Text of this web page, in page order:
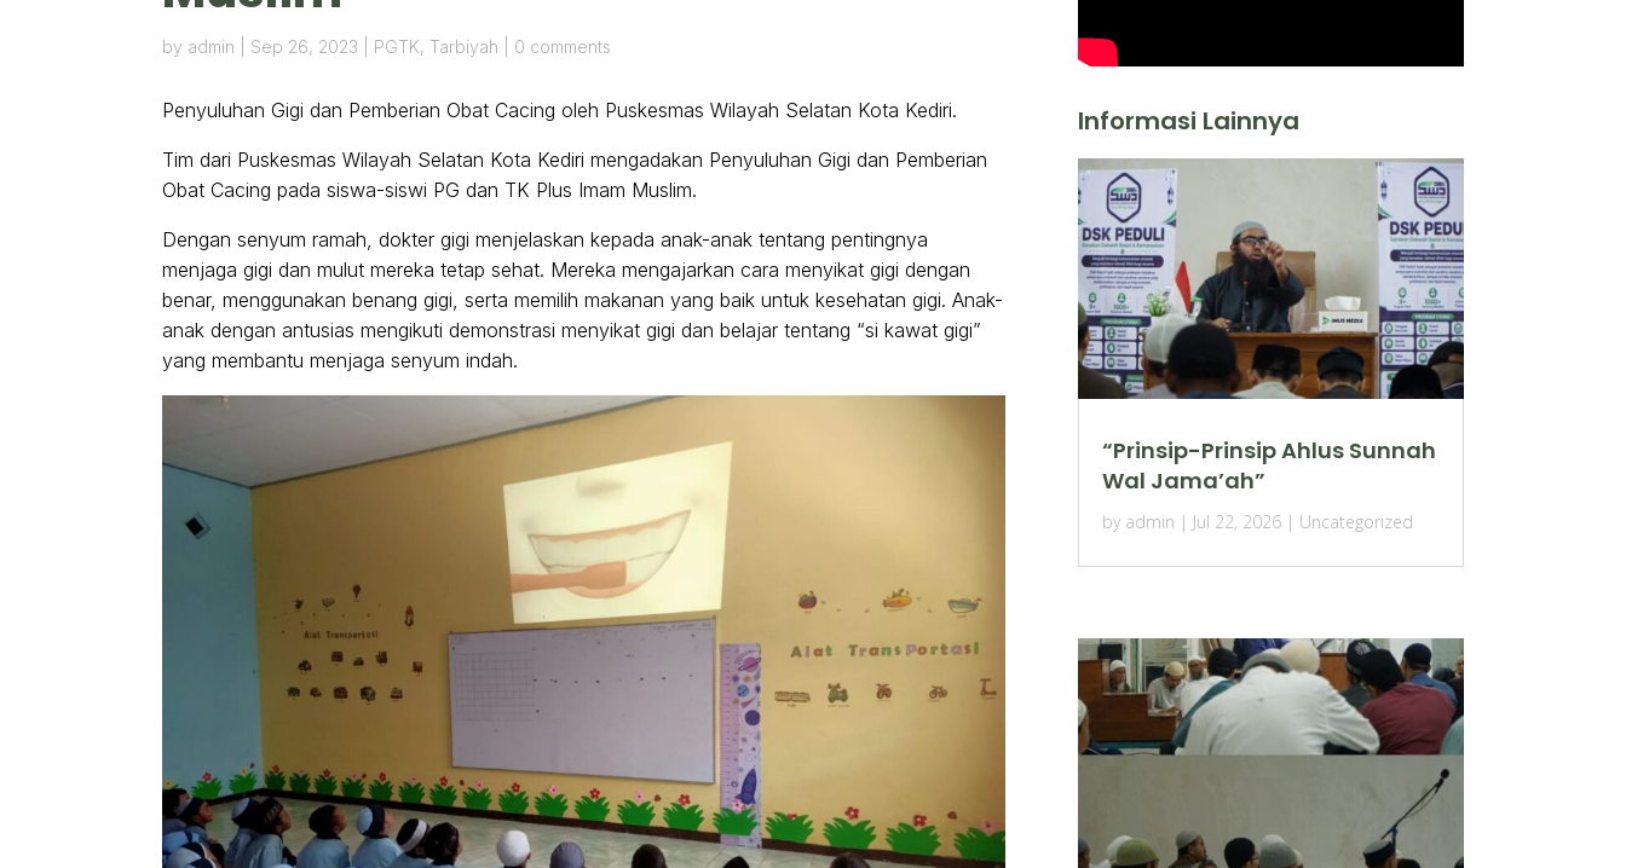
by admin Sep 26, 2023 PGTK, Tarbiyah 0 comments
Penyuluhan Gigi dan Pemberian Obat Cacing oleh Puskesmas Wilayah Selatan Kota Kediri.
Tim dari Puskesmas Wilayah Selatan Kota Kediri mengadakan Penyuluhan Gigi dan Pemberian
Obat Cacing pada siswa-siswi PG dan TK Plus Imam Muslim.
Dengan senyum ramah, dokter gigi menjelaskan kepada anak-anak tentang pentingnya
menjaga gigi dan mulut mereka tetap sehat. Mereka mengajarkan cara menyikat gigi dengan
benar, menggunakan benang gigi, serta memilih makanan yang baik untuk kesehatan gigi. Anak-
anak dengan antusias mengikuti demonstrasi menyikat gigi dan belajar tentang “si kawat gigi”
yang membantu menjaga senyum indah.
Informasi Lainnya
“Prinsip-Prinsip Ahlus Sunnah
Wal Jama’ah”
by admin | Jul 22, 2026| Uncategorized